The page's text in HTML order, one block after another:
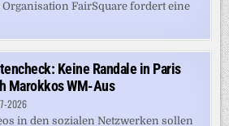
FairSquare fordert eine
Keine Randale in Paris
Marokkos WM-Aus
2026
in den sozialen Netzwerken sollen